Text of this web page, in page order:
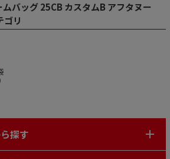
バッグ 25CB カスタムB アフタヌー
ゴリ
探す